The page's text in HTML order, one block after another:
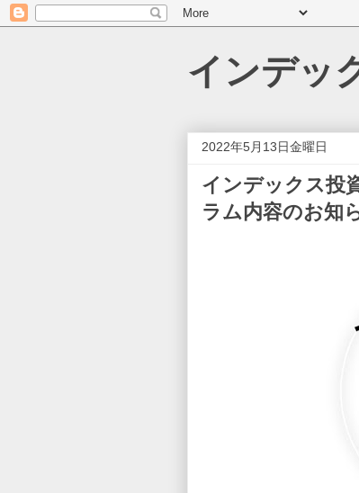
インデッ
2022年5月13日金曜日
インデックス
ラム内容のお知